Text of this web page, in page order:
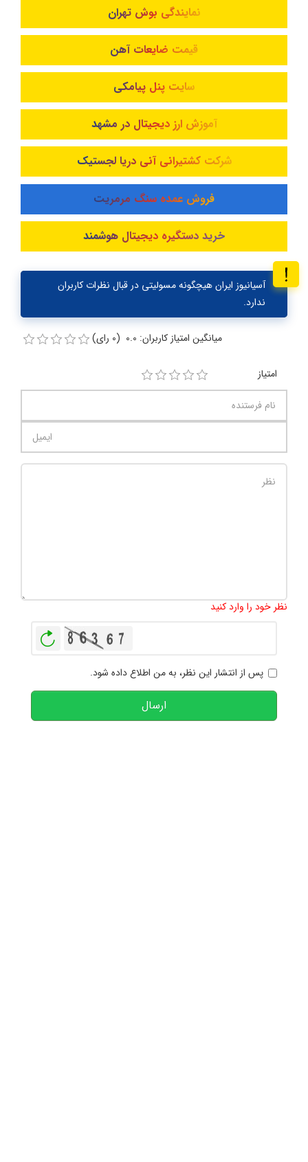
نمایندگی بوش تهران
قیمت ضایعات آهن
سایت پنل پیامکی
آموزش ارز دیجیتال در مشهد
شرکت کشتیرانی آنی دریا لجستیک
فروش عمده سنگ مرمریت
خرید دستگیره دیجیتال هوشمند
آسیانیوز ایران هیچگونه مسولیتی در قبال نظرات کاربران
ندارد.
میانگین امتیاز کاربران: 0.0 (0 رای)
امتیاز
نظر خود را وارد کنید
پس از انتشار این نظر، به من اطلاع داده شود.
ارسال